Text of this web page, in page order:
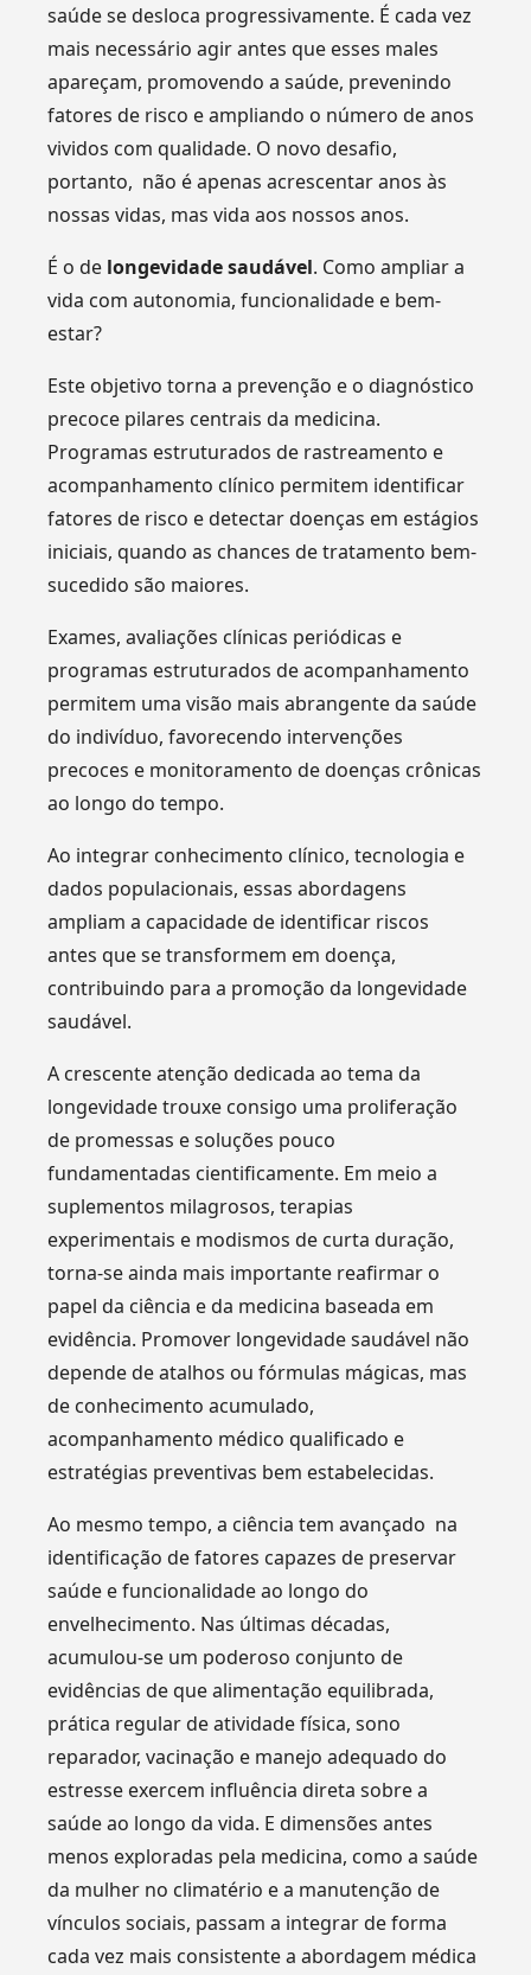
saúde se desloca progressivamente. É cada vez
mais necessário agir antes que esses males
apareçam, promovendo a saúde, prevenindo
fatores de risco e ampliando o número de anos
vividos com qualidade. O novo desafio,
portanto, não é apenas acrescentar anos às
nossas vidas, mas vida aos nossos anos.
É o de longevidade saudável. Como ampliar a
vida com autonomia, funcionalidade e bem-
estar?
Este objetivo torna a prevenção e o diagnóstico
precoce pilares centrais da medicina.
Programas estruturados de rastreamento e
acompanhamento clínico permitem identificar
fatores de risco e detectar doenças em estágios
iniciais, quando as chances de tratamento bem-
sucedido são maiores.
Exames, avaliações clínicas periódicas e
programas estruturados de acompanhamento
permitem uma visão mais abrangente da saúde
do indivíduo, favorecendo intervenções
precoces e monitoramento de doenças crônicas
ao longo do tempo.
Ao integrar conhecimento clínico, tecnologia e
dados populacionais, essas abordagens
ampliam a capacidade de identificar riscos
antes que se transformem em doença,
contribuindo para a promoção da longevidade
saudável.
A crescente atenção dedicada ao tema da
longevidade trouxe consigo uma proliferação
de promessas e soluções pouco
fundamentadas cientificamente. Em meio a
suplementos milagrosos, terapias
experimentais e modismos de curta duração,
torna-se ainda mais importante reafirmar o
papel da ciência e da medicina baseada em
evidência. Promover longevidade saudável não
depende de atalhos ou fórmulas mágicas, mas
de conhecimento acumulado,
acompanhamento médico qualificado e
estratégias preventivas bem estabelecidas.
Ao mesmo tempo, a ciência tem avançado na
identificação de fatores capazes de preservar
saúde e funcionalidade ao longo do
envelhecimento. Nas últimas décadas,
acumulou-se um poderoso conjunto de
evidências de que alimentação equilibrada,
prática regular de atividade física, sono
reparador, vacinação e manejo adequado do
estresse exercem influência direta sobre a
saúde ao longo da vida. E dimensões antes
menos exploradas pela medicina, como a saúde
da mulher no climatério e a manutenção de
vínculos sociais, passam a integrar de forma
cada vez mais consistente a abordagem médica